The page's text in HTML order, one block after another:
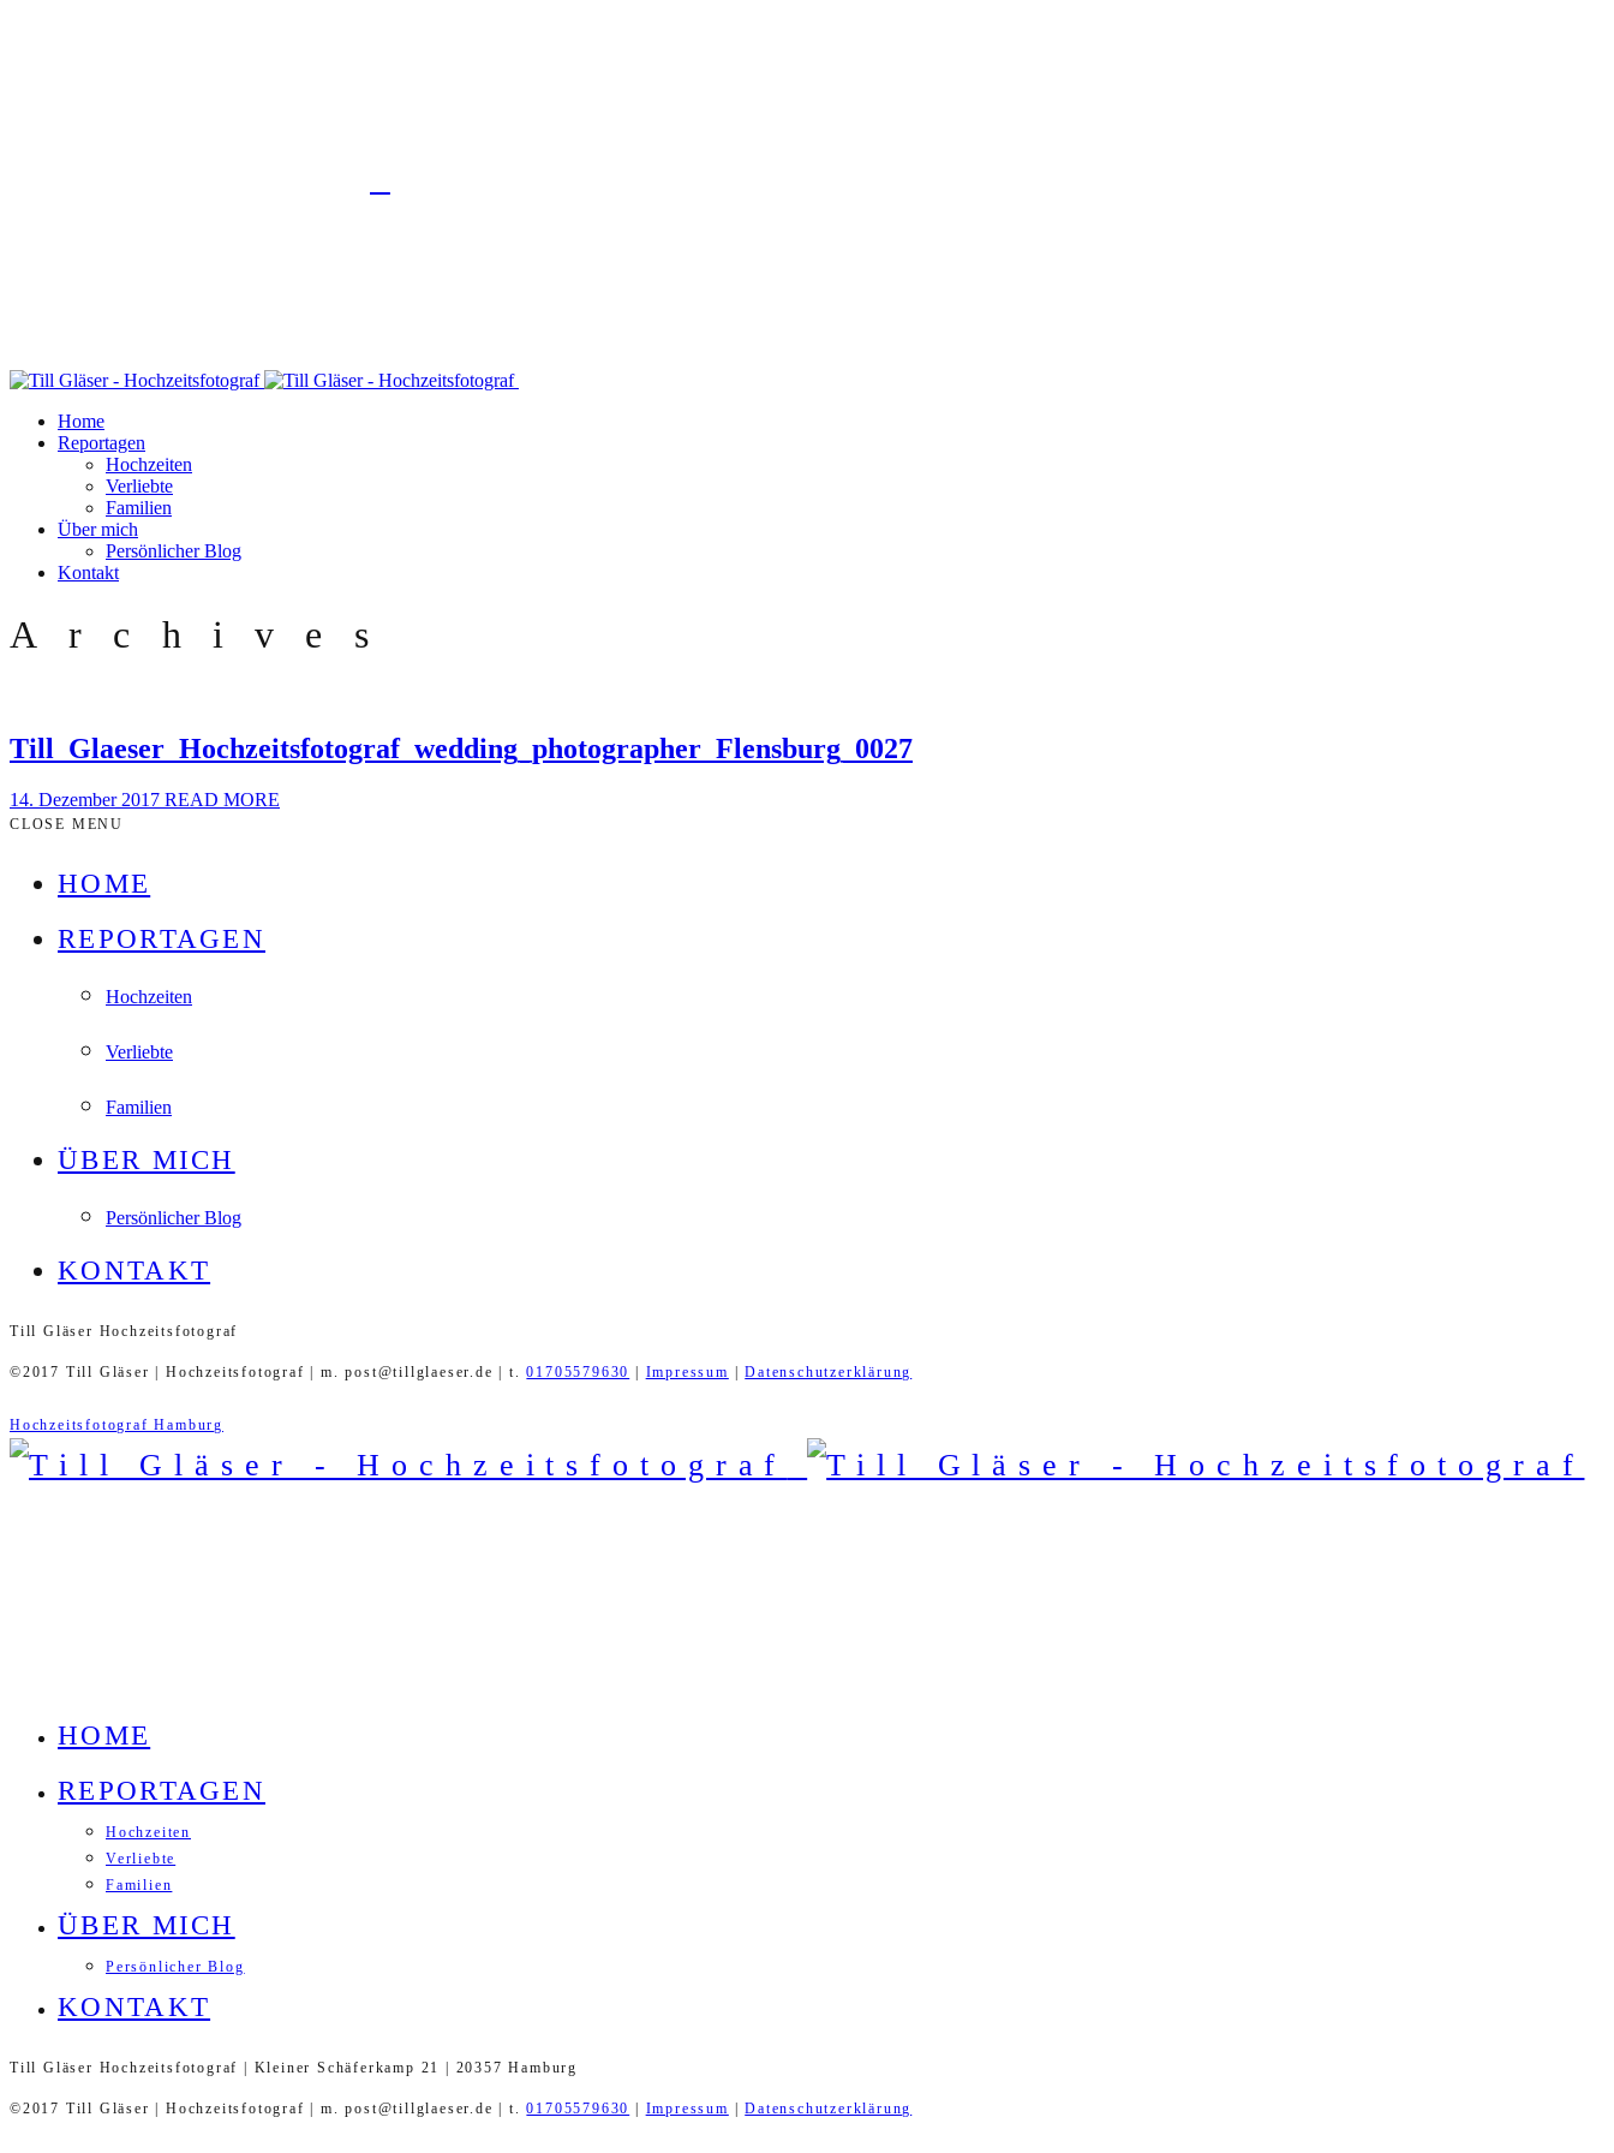
Home
Reportagen
Hochzeiten
Verliebte
Familien
Über mich
Persönlicher Blog
Kontakt
Archives
Till_Glaeser_Hochzeitsfotograf_wedding_photographer_Flensburg_0027
14. Dezember 2017 READ MORE
CLOSE MENU
HOME
REPORTAGEN
Hochzeiten
Verliebte
Familien
ÜBER MICH
Persönlicher Blog
KONTAKT
Till Gläser Hochzeitsfotograf
©2017 Till Gläser | Hochzeitsfotograf | m. post@tillglaeser.de | t.01705579630 | Impressum |Datenschutzerklärung
Hochzeitsfotograf Hamburg
HOME
REPORTAGEN
Hochzeiten
Verliebte
Familien
ÜBER MICH
Persönlicher Blog
KONTAKT
Till Gläser Hochzeitsfotograf | Kleiner Schäferkamp 21 | 20357 Hamburg
©2017 Till Gläser | Hochzeitsfotograf | m. post@tillglaeser.de | t.01705579630 | Impressum |Datenschutzerklärung